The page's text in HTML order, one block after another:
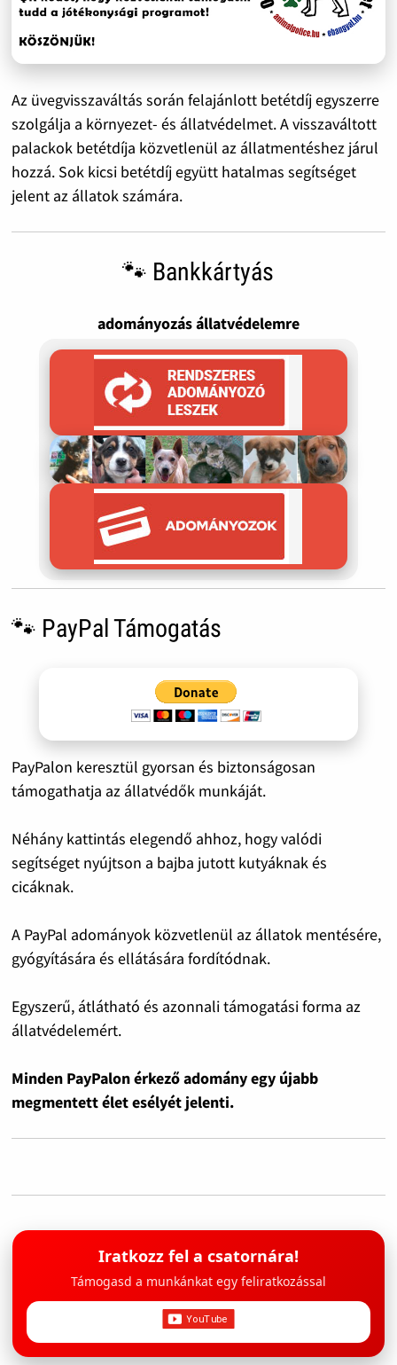
Az üvegvisszaváltás során felajánlott betétdíj egyszerre
szolgálja a környezet- és állatvédelmet. A visszaváltott
palackok betétdíja közvetlenül az állatmentéshez járul
hozzá. Sok kicsi betétdíj együtt hatalmas segítséget
jelent az állatok számára.
🐾 Bankkártyás
adományozás állatvédelemre
🐾 PayPal Támogatás
PayPalon keresztül gyorsan és biztonságosan
támogathatja az állatvédők munkáját.
Néhány kattintás elegendő ahhoz, hogy valódi
segítséget nyújtson a bajba jutott kutyáknak és
cicáknak.
A PayPal adományok közvetlenül az állatok mentésére,
gyógyítására és ellátására fordítódnak.
Egyszerű, átlátható és azonnali támogatási forma az
állatvédelemért.
Minden PayPalon érkező adomány egy újabb
megmentett élet esélyét jelenti.
Iratkozz fel a csatornára!
Támogasd a munkánkat egy feliratkozással